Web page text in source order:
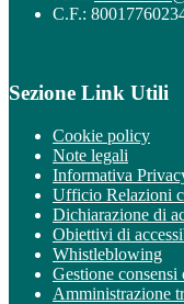
C.F.:
Sezione Link Utili
Cookie policy
Note legali
Informativa
Ufficio Relazioni
Dichiarazione di
Obiettivi di
Whistleblowing
Gestione consensi
Amministrazione